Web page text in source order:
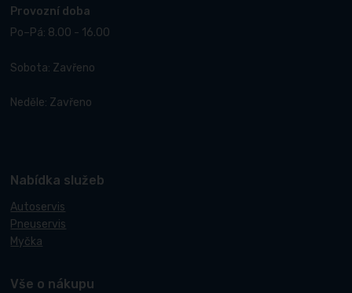
Provozní doba
Po–Pá: 8.00 - 16.00
Sobota: Zavřeno
Neděle: Zavřeno
Nabídka služeb
Autoservis
Pneuservis
Myčka
Vše o nákupu